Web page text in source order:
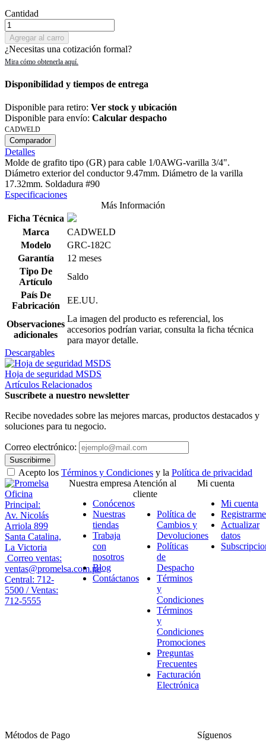
Cantidad
Agregar al carro
¿Necesitas una cotización formal?
Disponibilidad y tiempos de entrega
Disponible para retiro: Ver stock y ubicación
Disponible para envío: Calcular despacho
CADWELD
Comparador
Detalles
Molde de grafito tipo (GR) para cable 1/0AWG-varilla 3/4".
Diámetro exterior del conductor 9.47mm. Diámetro de la varilla
17.32mm. Soldadura #90
Especificaciones
Más Información
Ficha Técnica
Marca
CADWELD
Modelo
GRC-182C
Garantía
12 meses
Tipo De
Artículo
Saldo
País De
Fabricación
EE.UU.
Observaciones
adicionales
La imagen del producto es referencial, los
accesorios podrían variar, consulta la ficha técnica
para mayor detalle.
Descargables
Hoja de seguridad MSDS
Artículos Relacionados
Suscríbete a nuestro newsletter
Recibe novedades sobre las mejores marcas, productos destacados y
soluciones para tu negocio.
Correo electrónico:
Suscribirme
Acepto los Términos y Condiciones y la Política de privacidad
Oficina
Principal:
Av. Nicolás
Arriola 899
Santa Catalina,
La Victoria
Correo ventas:
ventas@promelsa.com.pe
Central: 712-
5500 / Ventas:
712-5555
Nuestra empresa
Conócenos
Nuestras
tiendas
Trabaja
con
nosotros
Blog
Contáctanos
Atención al
cliente
Política de
Cambios y
Devoluciones
Políticas
de
Despacho
Términos
y
Condiciones
Términos
y
Condiciones
Promociones
Preguntas
Frecuentes
Facturación
Electrónica
Mi cuenta
Mi cuenta
Registrarme
Actualizar
datos
Métodos de Pago Síguenos